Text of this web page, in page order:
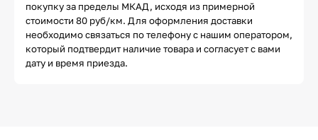
покупку за пределы МКАД, исходя из примерной
стоимости 80 руб/км. Для оформления доставки
необходимо связаться по телефону с нашим оператором,
который подтвердит наличие товара и согласует с вами
дату и время приезда.